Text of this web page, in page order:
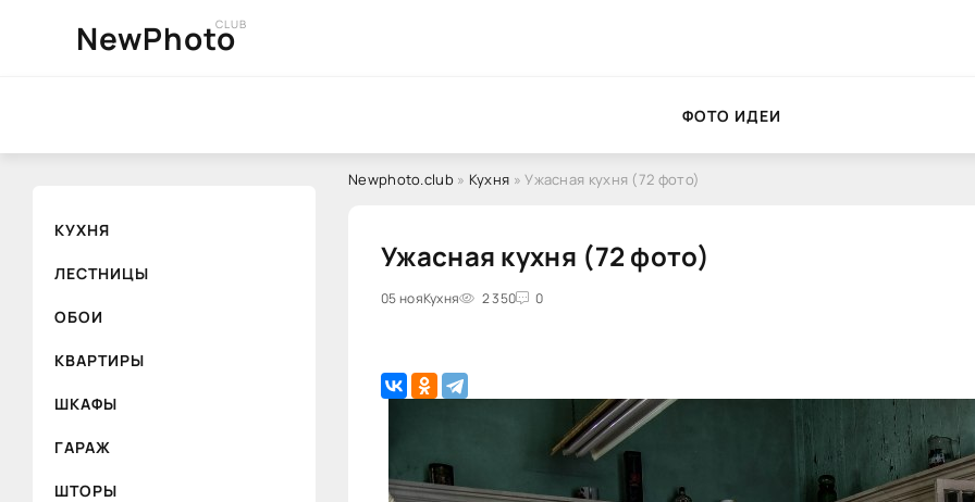
NewPhoto
CLUB
ФОТО ИДЕИ
КУХНЯ
ЛЕСТНИЦЫ
ОБОИ
КВАРТИРЫ
ШКАФЫ
ГАРАЖ
ШТОРЫ
Newphoto.club» Кухня » Ужасная кухня (72 фото)
Ужасная кухня (72 фото)
05 нояКухня 2 350 0